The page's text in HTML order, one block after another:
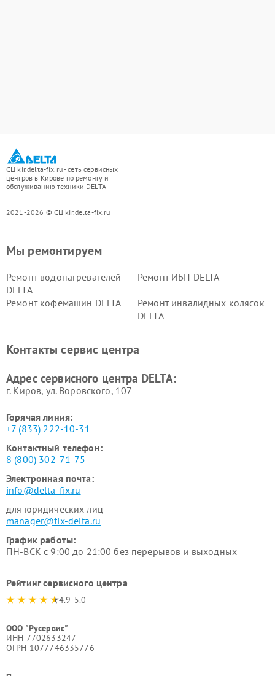
СЦ kir.delta-fix.ru - сеть сервисных
центров в Кирове по ремонту и
обслуживанию техники DELTA
2021-2026 © СЦ kir.delta-fix.ru
Мы ремонтируем
Ремонт водонагревателей
DELTA
Ремонт ИБП DELTA
Ремонт кофемашин DELTA
Ремонт инвалидных колясок
DELTA
Контакты сервис центра
Адрес сервисного центра DELTA:
г. Киров, ул. Воровского, 107
Горячая линия:
+7 (833) 222-10-31
Контактный телефон:
8 (800) 302-71-75
Электронная почта:
info@delta-fix.ru
для юридических лиц
manager@fix-delta.ru
График работы:
ПН-ВСК с 9:00 до 21:00 без перерывов и выходных
Рейтинг сервисного центра
4.9-5.0
ООО "Русервис"
ИНН 7702633247
ОГРН 1077746335776